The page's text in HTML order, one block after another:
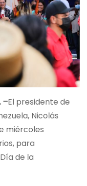
–El presidente de
Nicolás
miércoles
para
de la